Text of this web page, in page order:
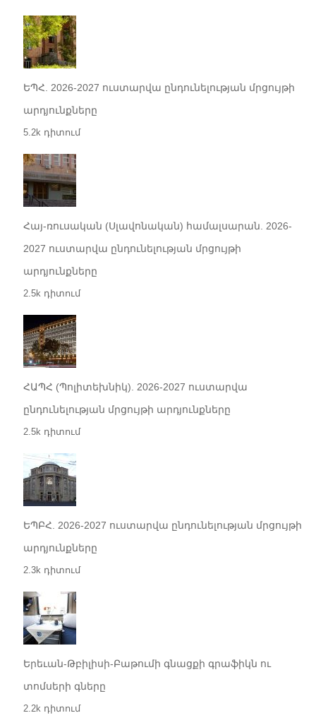
ԵՊՀ. 2026-2027 ուստարվա ընդունելության մրցույթի
արդյունքները
5.2k դիտում
Հայ-ռուսական (Սլավոնական) համալսարան. 2026-
2027 ուստարվա ընդունելության մրցույթի
արդյունքները
2.5k դիտում
ՀԱՊՀ (Պոլիտեխնիկ). 2026-2027 ուստարվա
ընդունելության մրցույթի արդյունքները
2.5k դիտում
ԵՊԲՀ. 2026-2027 ուստարվա ընդունելության մրցույթի
արդյունքները
2.3k դիտում
Երեւան-Թբիլիսի-Բաթումի գնացքի գրաֆիկն ու
տոմսերի գները
2.2k դիտում